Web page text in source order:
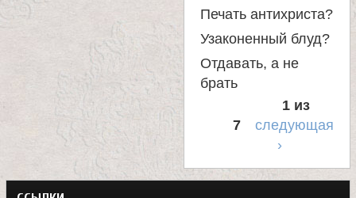
Печать антихриста?
Узаконенный блуд?
Отдавать, а не
брать
1 из
7
следующая
›